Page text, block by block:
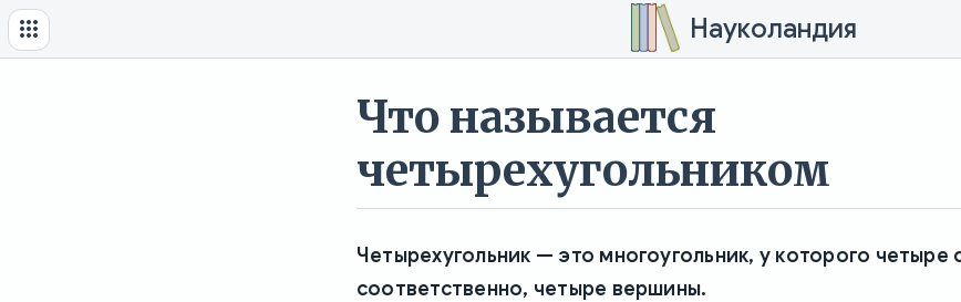
Науколандия
Что называется
четырехугольником
Четырехугольник — это многоугольник, у которого четыре
соответственно, четыре вершины.